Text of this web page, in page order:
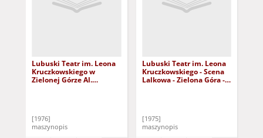
Lubuski Teatr im. Leona
Kruczkowskiego w
Zielonej Górze Al.
[1976]
maszynopis
Lubuski Teatr im. Leona
Kruczkowskiego - Scena
Lalkowa - Zielona Góra -
[1975]
maszynopis